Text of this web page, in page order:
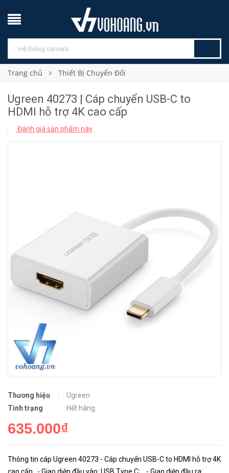
Trang chủ Thiết Bị Chuyển Đổi
Ugreen 40273 | Cáp chuyển USB-C to
HDMI hỗ trợ 4K cao cấp
Đánh giá sản phẩm này
Thương hiệu
Ugreen
Tình trạng
Hết hàng
635.000₫
Thông tin cáp Ugreen 40273 - Cáp chuyển USB-C to HDMI hỗ trợ 4K